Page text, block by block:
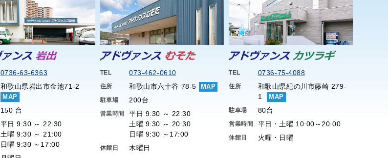
0736-63-6363
和歌山県岩出市金池71-2
MAP
150 台
平日 9:30 ～ 22:30
土曜 9:30 ～ 21:00
日曜 9:30 ～17:00
TEL 073-462-0610
住所 和歌山市六十谷 78-5 MAP
駐車場 200台
営業時間
平日 9:30 ～ 22:30
土曜 9:30 ～ 20:30
日曜 9:30 ～17:00
休館日 木曜日
TEL 0736-75-4088
住所
和歌山県紀の川市藤崎 279-
1
MAP
駐車場 80台
営業時間 平日・土曜 10:00～20:00
休館日 火曜・日曜